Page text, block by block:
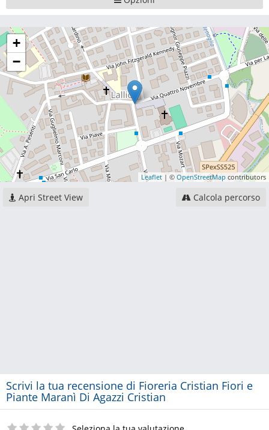
+
−
Leaflet | © OpenStreetMap contributors
Apri Street View Calcola percorso
Scrivi la tua recensione di Fioreria Cristian Fiori e
Piante Maranì Di Agazzi Cristian